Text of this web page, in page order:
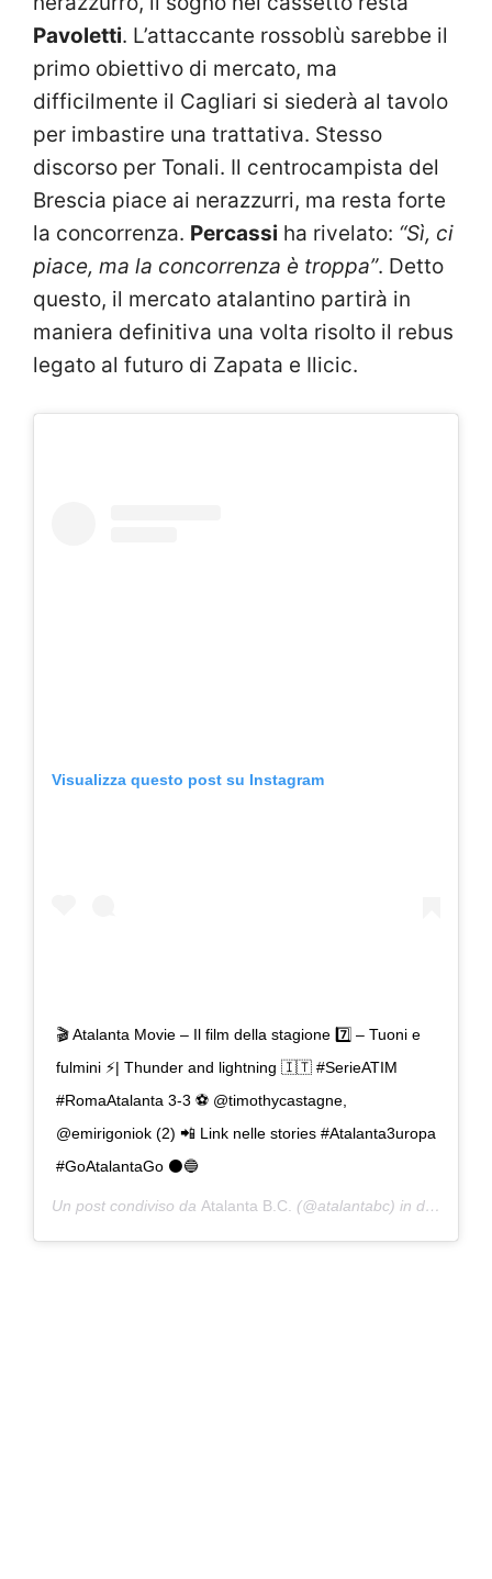
Pavoletti. L’attaccante rossoblù sarebbe il
primo obiettivo di mercato, ma
difficilmente il Cagliari si siederà al tavolo
per imbastire una trattativa. Stesso
discorso per Tonali. Il centrocampista del
Brescia piace ai nerazzurri, ma resta forte
la concorrenza. Percassi ha rivelato: “Sì, ci
piace, ma la concorrenza è troppa”. Detto
questo, il mercato atalantino partirà in
maniera definitiva una volta risolto il rebus
legato al futuro di Zapata e Ilicic.
Visualizza questo post su Instagram
🎬 Atalanta Movie – Il film della stagione 7️⃣ – Tuoni e
fulmini ⚡️| Thunder and lightning 🇮🇹 #SerieATIM
#RomaAtalanta 3-3 ⚽️ @timothycastagne,
@emirigoniok (2) 📲 Link nelle stories #Atalanta3uropa
#GoAtalantaGo ⚫️🔵
Un post condiviso da Atalanta B.C. (@atalantabc) in data: